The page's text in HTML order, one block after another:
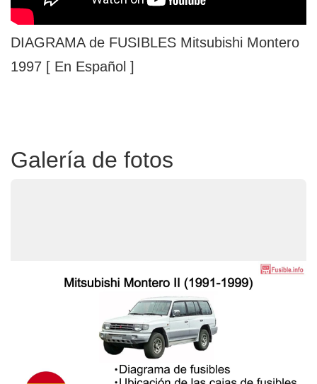
DIAGRAMA de FUSIBLES Mitsubishi Montero
1997 [ En Español ]
Galería de fotos